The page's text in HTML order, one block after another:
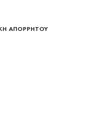
ΑΠΟΡΡΗΤΟΥ